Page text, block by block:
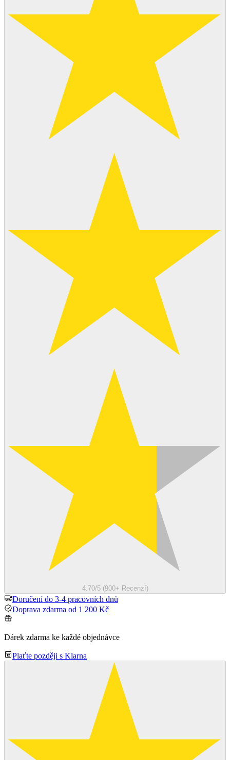
4.70/5 (900+ Recenzí)
Doručení do 3-4 pracovních dnů
Doprava zdarma od 1 200 Kč
Dárek zdarma ke každé objednávce
Plaťte později s Klarna